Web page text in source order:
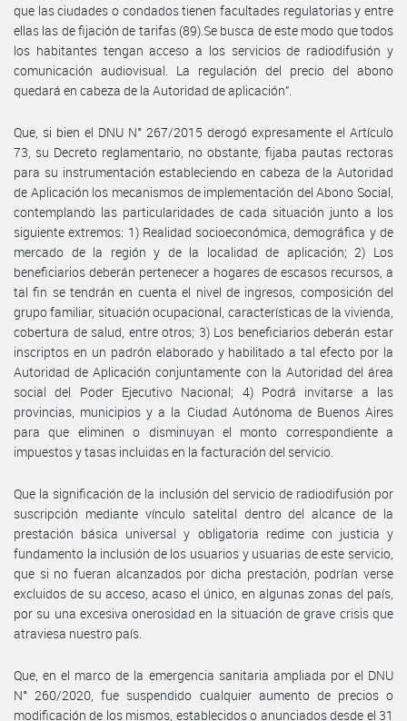
que las ciudades o condados tienen facultades regulatorias y entre
ellas las de fijación de tarifas (89).Se busca de este modo que todos
los habitantes tengan acceso a los servicios de radiodifusión y
comunicación audiovisual. La regulación del precio del abono
quedará en cabeza de la Autoridad de aplicación”.
Que, si bien el DNU N° 267/2015 derogó expresamente el Artículo
73, su Decreto reglamentario, no obstante, fijaba pautas rectoras
para su instrumentación estableciendo en cabeza de la Autoridad
de Aplicación los mecanismos de implementación del Abono Social,
contemplando las particularidades de cada situación junto a los
siguiente extremos: 1) Realidad socioeconómica, demográfica y de
mercado de la región y de la localidad de aplicación; 2) Los
beneficiarios deberán pertenecer a hogares de escasos recursos, a
tal fin se tendrán en cuenta el nivel de ingresos, composición del
grupo familiar, situación ocupacional, características de la vivienda,
cobertura de salud, entre otros; 3) Los beneficiarios deberán estar
inscriptos en un padrón elaborado y habilitado a tal efecto por la
Autoridad de Aplicación conjuntamente con la Autoridad del área
social del Poder Ejecutivo Nacional; 4) Podrá invitarse a las
provincias, municipios y a la Ciudad Autónoma de Buenos Aires
para que eliminen o disminuyan el monto correspondiente a
impuestos y tasas incluidas en la facturación del servicio.
Que la significación de la inclusión del servicio de radiodifusión por
suscripción mediante vínculo satelital dentro del alcance de la
prestación básica universal y obligatoria redime con justicia y
fundamento la inclusión de los usuarios y usuarias de este servicio,
que si no fueran alcanzados por dicha prestación, podrían verse
excluidos de su acceso, acaso el único, en algunas zonas del país,
por su una excesiva onerosidad en la situación de grave crisis que
atraviesa nuestro país.
Que, en el marco de la emergencia sanitaria ampliada por el DNU
N° 260/2020, fue suspendido cualquier aumento de precios o
modificación de los mismos, establecidos o anunciados desde el 31